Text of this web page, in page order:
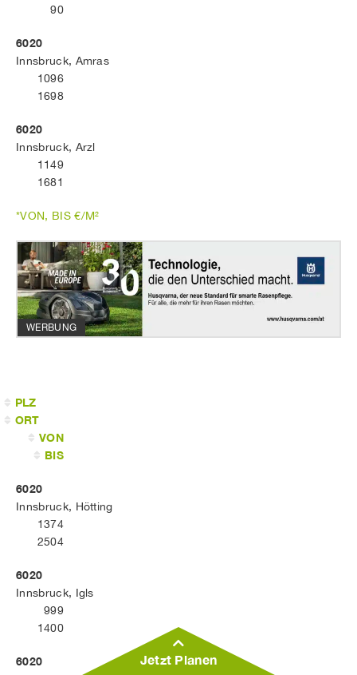
90
6020
Innsbruck, Amras
1096
1698
6020
Innsbruck, Arzl
1149
1681
*VON, BIS €/M²
WERBUNG
PLZ
ORT
VON
BIS
6020
Innsbruck, Hötting
1374
2504
6020
Innsbruck, Igls
999
1400
6020 Jetzt Planen